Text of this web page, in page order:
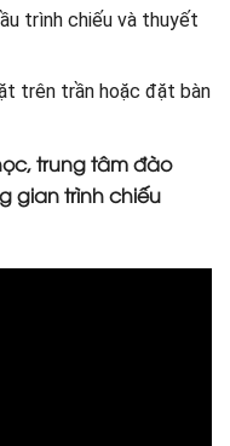
trình chiếu và thuyết
trên trần hoặc đặt bàn
trung tâm đào
gian trình chiếu